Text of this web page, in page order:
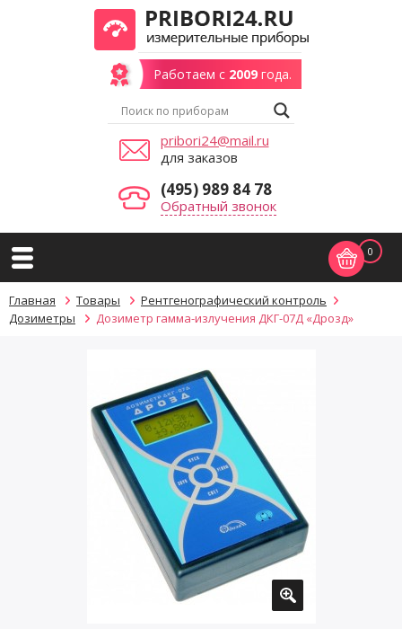
Работаем с 2009года.
pribori24@mail.ru
для заказов
(495) 989 84 78
Обратный звонок
0
Главная Товары
Рентгенографический контроль
Дозиметры
Дозиметр гамма-излучения ДКГ-07Д «Дрозд»